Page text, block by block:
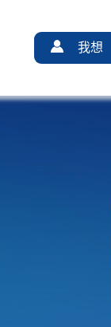
我想